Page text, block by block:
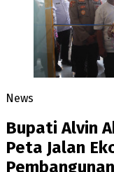
News
Bupati Alvin
Peta Jalan